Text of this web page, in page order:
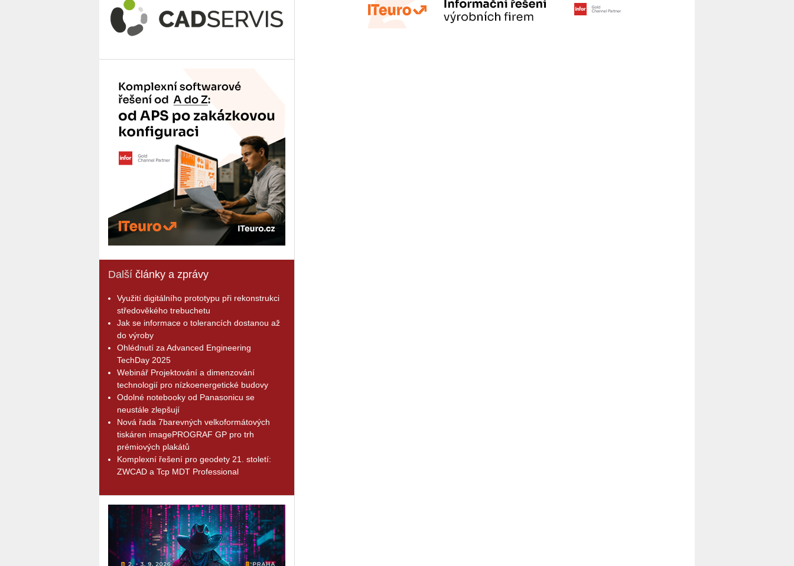
Další články a zprávy
Využití digitálního prototypu při rekonstrukci
středověkého trebuchetu
Jak se informace o tolerancích dostanou až
do výroby
Ohlédnutí za Advanced Engineering
TechDay 2025
Webinář Projektování a dimenzování
technologií pro nízkoenergetické budovy
Odolné notebooky od Panasonicu se
neustále zlepšují
Nová řada 7barevných velkoformátových
tiskáren imagePROGRAF GP pro trh
prémiových plakátů
Komplexní řešení pro geodety 21. století:
ZWCAD a Tcp MDT Professional